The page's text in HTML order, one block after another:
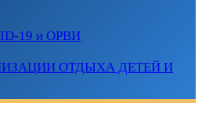
19 и ОРВИ
ОТДЫХА ДЕТЕЙ И